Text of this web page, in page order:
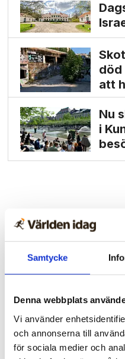
Samtycke
Denna webbplats
Vi använder
och annonserna till
för sociala medier och
död
att
Nu
i